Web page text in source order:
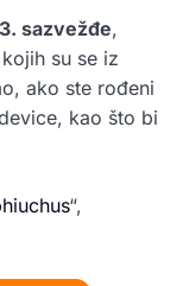
sazvežđe,
su se iz
ako ste rođeni
kao što bi
“,